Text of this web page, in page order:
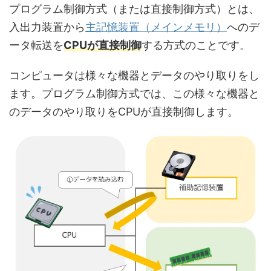
プログラム制御方式（または直接制御方式）とは、
入出力装置から主記憶装置（メインメモリ） へのデ
ータ転送をCPUが直接制御する方式のことです。
コンピュータは様々な機器とデータのやり取りをし
ます。プログラム制御方式では、この様々な機器と
のデータのやり取りをCPUが直接制御します。